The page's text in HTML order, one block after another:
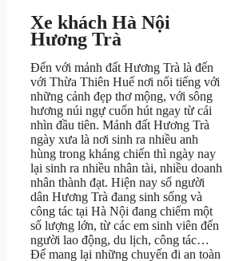
Xe khách Hà Nội
Hương Trà
Đến với mảnh đất Hương Trà là đến
với Thừa Thiên Huế nơi nổi tiếng với
những cảnh đẹp thơ mộng, với sông
hương núi ngự cuốn hút ngay từ cái
nhìn đầu tiên. Mảnh đất Hương Trà
ngày xưa là nơi sinh ra nhiều anh
hùng trong kháng chiến thì ngày nay
lại sinh ra nhiều nhân tài, nhiều doanh
nhân thành đạt. Hiện nay số người
dân Hương Trà đang sinh sống và
công tác tại Hà Nội đang chiếm một
số lượng lớn, từ các em sinh viên đến
người lao động, du lịch, công tác…
Để mang lại những chuyến đi an toàn